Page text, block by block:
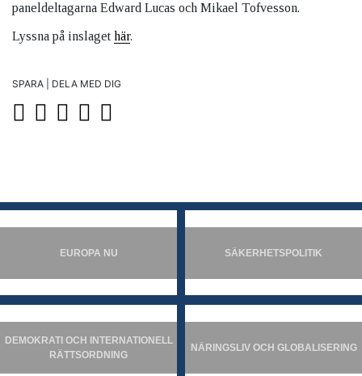
paneldeltagarna Edward Lucas och Mikael Tofvesson.
Lyssna på inslaget här.
SPARA | DELA MED DIG
EUROPA NU SÄKERHETSPOLITIK
DEMOKRATI OCH INTERNATIONELL
RÄTTSORDNING
NÄRINGSLIV OCH GLOBALISERING